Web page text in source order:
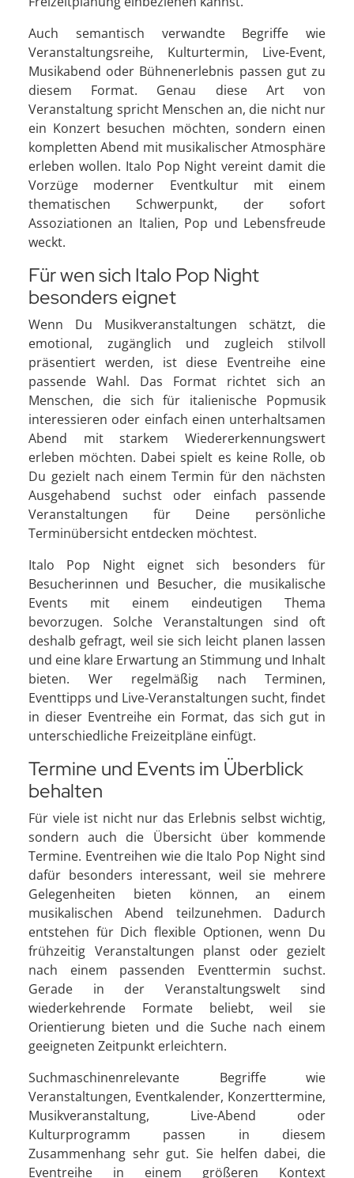
Auch semantisch verwandte Begriffe wie
Veranstaltungsreihe, Kulturtermin, Live-Event,
Musikabend oder Bühnenerlebnis passen gut zu
diesem Format. Genau diese Art von
Veranstaltung spricht Menschen an, die nicht nur
ein Konzert besuchen möchten, sondern einen
kompletten Abend mit musikalischer Atmosphäre
erleben wollen. Italo Pop Night vereint damit die
Vorzüge moderner Eventkultur mit einem
thematischen Schwerpunkt, der sofort
Assoziationen an Italien, Pop und Lebensfreude
weckt.
Für wen sich Italo Pop Night
besonders eignet
Wenn Du Musikveranstaltungen schätzt, die
emotional, zugänglich und zugleich stilvoll
präsentiert werden, ist diese Eventreihe eine
passende Wahl. Das Format richtet sich an
Menschen, die sich für italienische Popmusik
interessieren oder einfach einen unterhaltsamen
Abend mit starkem Wiedererkennungswert
erleben möchten. Dabei spielt es keine Rolle, ob
Du gezielt nach einem Termin für den nächsten
Ausgehabend suchst oder einfach passende
Veranstaltungen für Deine persönliche
Terminübersicht entdecken möchtest.
Italo Pop Night eignet sich besonders für
Besucherinnen und Besucher, die musikalische
Events mit einem eindeutigen Thema
bevorzugen. Solche Veranstaltungen sind oft
deshalb gefragt, weil sie sich leicht planen lassen
und eine klare Erwartung an Stimmung und Inhalt
bieten. Wer regelmäßig nach Terminen,
Eventtipps und Live-Veranstaltungen sucht, findet
in dieser Eventreihe ein Format, das sich gut in
unterschiedliche Freizeitpläne einfügt.
Termine und Events im Überblick
behalten
Für viele ist nicht nur das Erlebnis selbst wichtig,
sondern auch die Übersicht über kommende
Termine. Eventreihen wie die Italo Pop Night sind
dafür besonders interessant, weil sie mehrere
Gelegenheiten bieten können, an einem
musikalischen Abend teilzunehmen. Dadurch
entstehen für Dich flexible Optionen, wenn Du
frühzeitig Veranstaltungen planst oder gezielt
nach einem passenden Eventtermin suchst.
Gerade in der Veranstaltungswelt sind
wiederkehrende Formate beliebt, weil sie
Orientierung bieten und die Suche nach einem
geeigneten Zeitpunkt erleichtern.
Suchmaschinenrelevante Begriffe wie
Veranstaltungen, Eventkalender, Konzerttermine,
Musikveranstaltung, Live-Abend oder
Kulturprogramm passen in diesem
Zusammenhang sehr gut. Sie helfen dabei, die
Eventreihe in einem größeren Kontext